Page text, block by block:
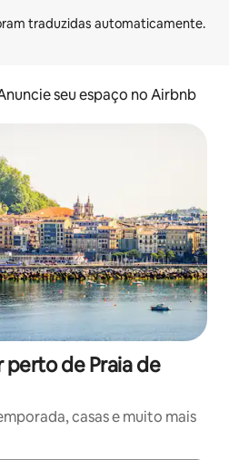
seu espaço no Airbnb
perto de Praia de
casas e muito mais